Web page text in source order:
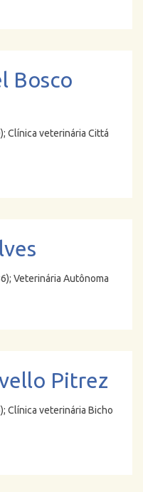
Bosco
Clínica veterinária Cittá
Veterinária Autônoma
Pitrez
Clínica veterinária Bicho